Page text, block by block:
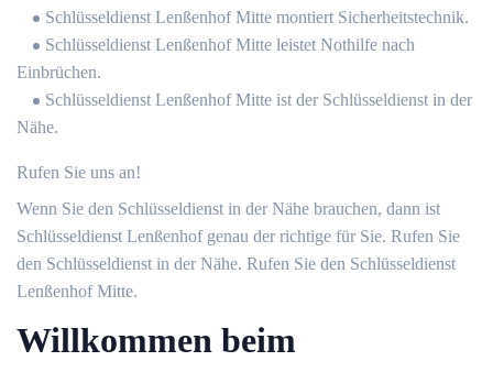
Schlüsseldienst Lenßenhof Mitte montiert Sicherheitstechnik.
Schlüsseldienst Lenßenhof Mitte leistet Nothilfe nach
Einbrüchen.
Schlüsseldienst Lenßenhof Mitte ist der Schlüsseldienst in der
Nähe.
Rufen Sie uns an!
Wenn Sie den Schlüsseldienst in der Nähe brauchen, dann ist
Schlüsseldienst Lenßenhof genau der richtige für Sie. Rufen Sie
den Schlüsseldienst in der Nähe. Rufen Sie den Schlüsseldienst
Lenßenhof Mitte.
Willkommen beim